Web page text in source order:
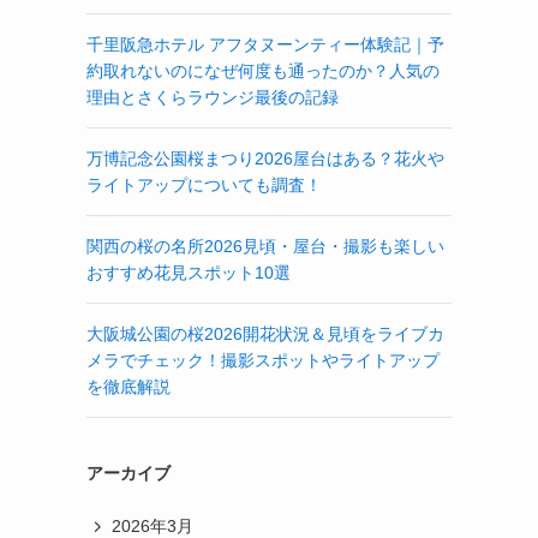
千里阪急ホテル アフタヌーンティー体験記｜予
約取れないのになぜ何度も通ったのか？人気の
理由とさくらラウンジ最後の記録
万博記念公園桜まつり2026屋台はある？花火や
ライトアップについても調査！
関西の桜の名所2026見頃・屋台・撮影も楽しい
おすすめ花見スポット10選
大阪城公園の桜2026開花状況＆見頃をライブカ
メラでチェック！撮影スポットやライトアップ
を徹底解説
アーカイブ
2026年3月